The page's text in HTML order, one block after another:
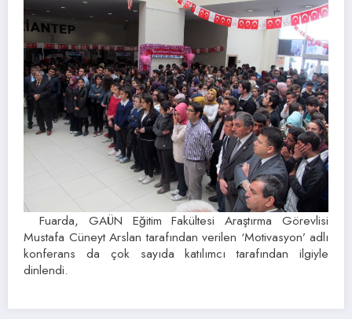
Fuarda, GAÜN Eğitim Fakültesi Araştırma Görevlisi
Mustafa Cüneyt Arslan tarafından verilen ‘Motivasyon’ adlı
konferans da çok sayıda katılımcı tarafından ilgiyle
dinlendi.